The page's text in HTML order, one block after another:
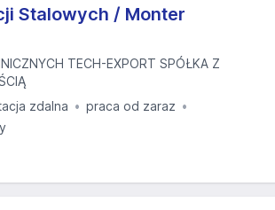
Stalowych / Monter
TECH-EXPORT SPÓŁKA Z
zdalna
praca od zaraz